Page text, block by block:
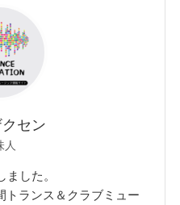
セン
人
した。
トランス＆クラブミュー